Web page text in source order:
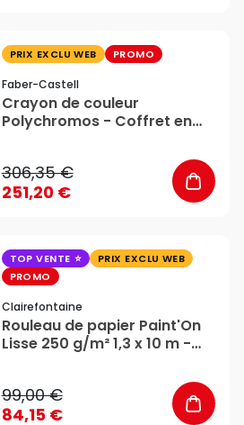
PRIX EXCLU WEB PROMO
Faber-Castell
Crayon de couleur
Polychromos - Coffret en
306,35 €
251,20 €
TOP VENTE
PRIX EXCLU WEB
PROMO
Clairefontaine
Rouleau de papier Paint'On
Lisse 250 g/m² 1,3 x 10 m -
99,00 €
84,15 €